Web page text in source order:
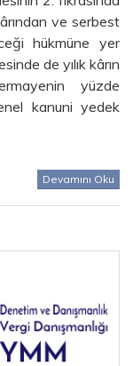
ve serbest
hükmüne yer
de yılık kârın
yüzde
kanuni yedek
Devamını Oku